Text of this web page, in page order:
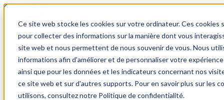
Ce site web stocke les cookies sur votre ordinateur. Ces cookies
pour collecter des informations sur la manière dont vous
site web et nous permettent de nous souvenir de vous. Nous
informations afin d'améliorer et de personnaliser votre
ainsi que pour les données et les indicateurs concernant nos
ce site web et sur d'autres supports. Pour en savoir plus sur les
utilisons, consultez notre Politique de confidentialité.
Trouver un emploi
Par secteur